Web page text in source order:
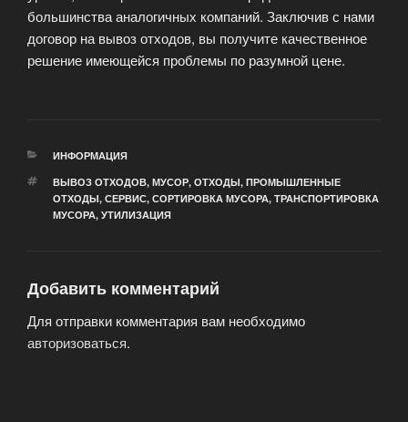
большинства аналогичных компаний. Заключив с нами
договор на вывоз отходов, вы получите качественное
решение имеющейся проблемы по разумной цене.
РУБРИКИ
ИНФОРМАЦИЯ
МЕТКИ
ВЫВОЗ ОТХОДОВ, МУСОР, ОТХОДЫ, ПРОМЫШЛЕННЫЕ
ОТХОДЫ, СЕРВИС, СОРТИРОВКА МУСОРА, ТРАНСПОРТИРОВКА
МУСОРА, УТИЛИЗАЦИЯ
Добавить комментарий
Для отправки комментария вам необходимо
авторизоваться.